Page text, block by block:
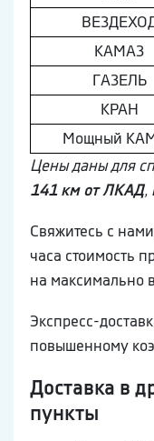
КAМAЗ
ГAЗEЛЬ
КРАН
Мощный
Цены даны для
141 км от ЛКАД,
Свяжитесь с
часа стоимость
на максимально
Экспресс-
повышенному
Доставка в
пункты